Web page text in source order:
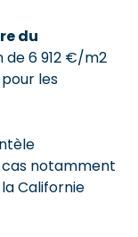
du
de 6 912 €/m2
les
notamment
Californie